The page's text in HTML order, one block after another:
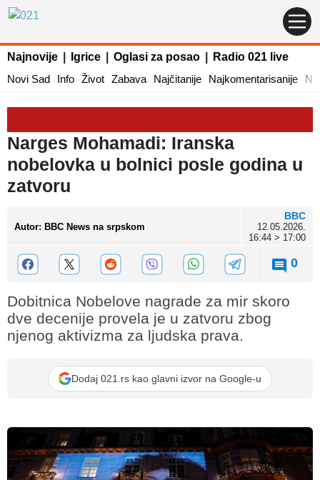
Najnovije Igrice Oglasi za posao
Radio 021 live
Novi Sad
Info Život Zabava Najčitanije Najkomentarisanije
Narges Mohamadi: Iranska
nobelovka u bolnici posle godina u
zatvoru
Autor: BBC News na srpskom
BBC
12.05.2026.
16:44 > 17:00
0
Dobitnica Nobelove nagrade za mir skoro
dve decenije provela je u zatvoru zbog
njenog aktivizma za ljudska prava.
Dodaj 021.rs kao glavni izvor na Google-u